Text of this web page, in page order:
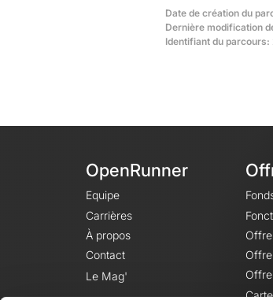
Date de création du
Dernière modification
Identifiant du
OpenRunner
Equipe
Carrières
À propos
Contact
Le Mag'